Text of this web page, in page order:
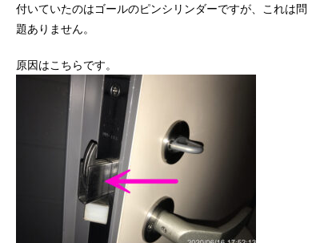
付いていたのはゴールのピンシリンダーですが、これは問
題ありません。
原因はこちらです。